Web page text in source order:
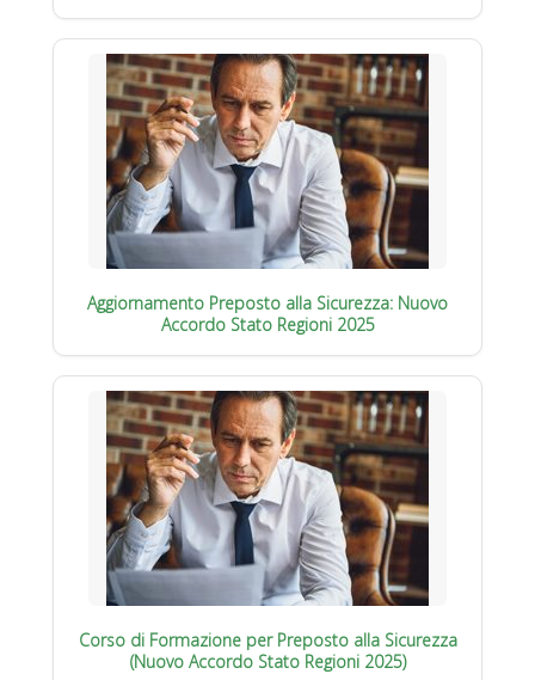
Aggiornamento Preposto alla Sicurezza: Nuovo
Accordo Stato Regioni 2025
Corso di Formazione per Preposto alla Sicurezza
(Nuovo Accordo Stato Regioni 2025)